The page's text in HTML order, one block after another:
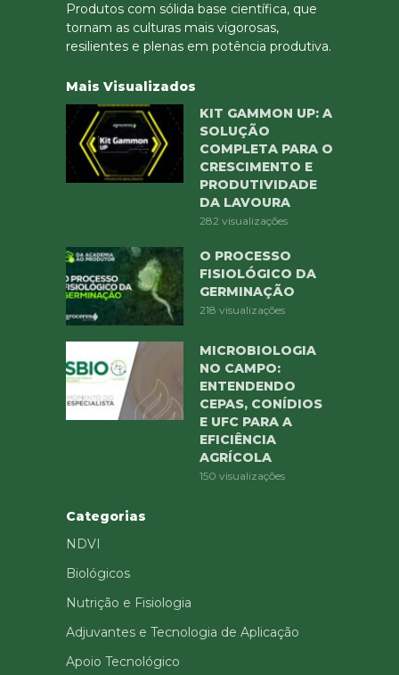
Produtos com sólida base científica, que
tornam as culturas mais vigorosas,
resilientes e plenas em potência produtiva.
Mais Visualizados
KIT GAMMON UP: A
SOLUÇÃO
COMPLETA PARA O
CRESCIMENTO E
PRODUTIVIDADE
DA LAVOURA
282 visualizações
O PROCESSO
FISIOLÓGICO DA
GERMINAÇÃO
218 visualizações
MICROBIOLOGIA
NO CAMPO:
ENTENDENDO
CEPAS, CONÍDIOS
E UFC PARA A
EFICIÊNCIA
AGRÍCOLA
150 visualizações
Categorias
NDVI
Biológicos
Nutrição e Fisiologia
Adjuvantes e Tecnologia de Aplicação
Apoio Tecnológico